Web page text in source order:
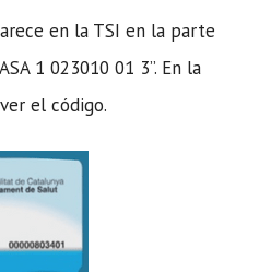
en la TSI en la parte
1 023010 01 3”. En la
el código.